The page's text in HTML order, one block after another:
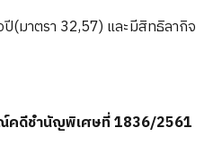
ปี(มาตรา 32,57) และมีสิทธิลากิจ
ณ์คดีชำนัญพิเศษที่ 1836/2561